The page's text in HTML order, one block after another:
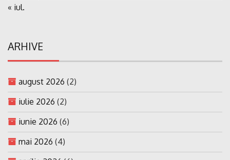
« iul.
ARHIVE
august 2026 (2)
iulie 2026 (2)
iunie 2026 (6)
mai 2026 (4)